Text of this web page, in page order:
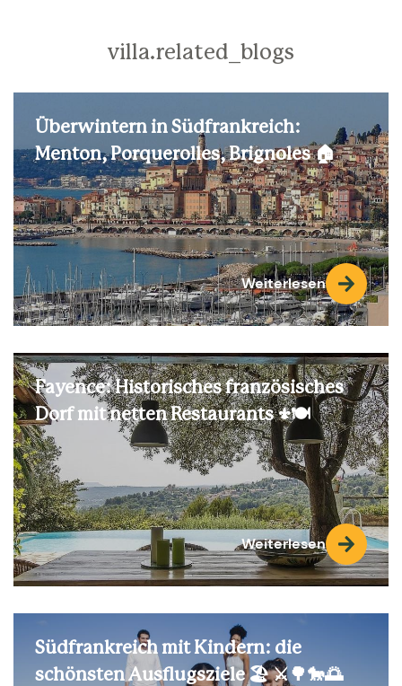
villa.related_blogs
Überwintern in Südfrankreich:
Menton, Porquerolles, Brignoles 🏠
Weiterlesen
Fayence: Historisches französisches
Dorf mit netten Restaurants ⚜️🍽️
Weiterlesen
Südfrankreich mit Kindern: die
schönsten Ausflugsziele 🏖️ ⚔️🌳🐎🌅